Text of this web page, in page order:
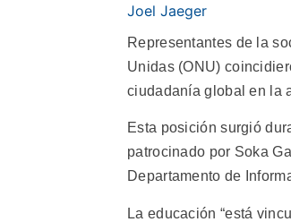
Joel Jaeger
Representantes de la
Unidas (ONU)
ciudadanía global en la
Esta posición surgió
patrocinado por Soka
Departamento de
La educación “está